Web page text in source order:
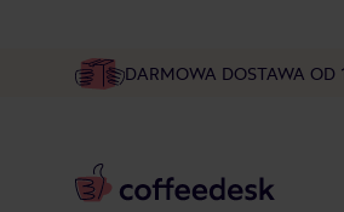
DARMOWA DOSTAWA OD